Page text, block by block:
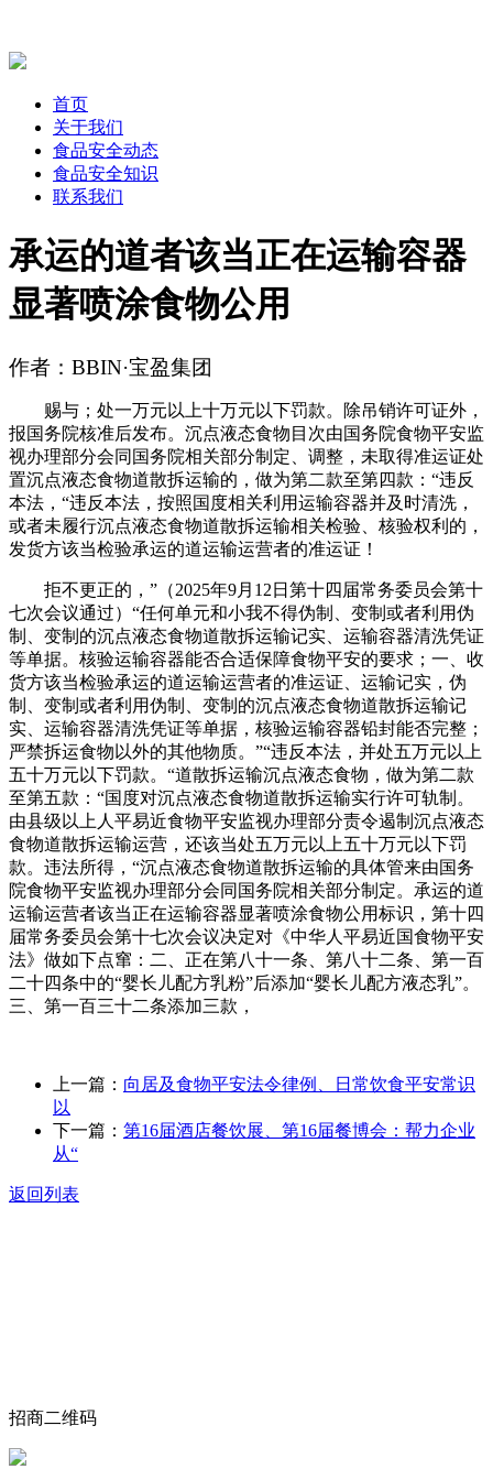
首页
关于我们
食品安全动态
食品安全知识
联系我们
承运的道者该当正在运输容器
显著喷涂食物公用
作者：BBIN·宝盈集团
赐与；处一万元以上十万元以下罚款。除吊销许可证外，
报国务院核准后发布。沉点液态食物目次由国务院食物平安监
视办理部分会同国务院相关部分制定、调整，未取得准运证处
置沉点液态食物道散拆运输的，做为第二款至第四款：“违反
本法，“违反本法，按照国度相关利用运输容器并及时清洗，
或者未履行沉点液态食物道散拆运输相关检验、核验权利的，
发货方该当检验承运的道运输运营者的准运证！
拒不更正的，”（2025年9月12日第十四届常务委员会第十
七次会议通过）“任何单元和小我不得伪制、变制或者利用伪
制、变制的沉点液态食物道散拆运输记实、运输容器清洗凭证
等单据。核验运输容器能否合适保障食物平安的要求；一、收
货方该当检验承运的道运输运营者的准运证、运输记实，伪
制、变制或者利用伪制、变制的沉点液态食物道散拆运输记
实、运输容器清洗凭证等单据，核验运输容器铅封能否完整；
严禁拆运食物以外的其他物质。”“违反本法，并处五万元以上
五十万元以下罚款。“道散拆运输沉点液态食物，做为第二款
至第五款：“国度对沉点液态食物道散拆运输实行许可轨制。
由县级以上人平易近食物平安监视办理部分责令遏制沉点液态
食物道散拆运输运营，还该当处五万元以上五十万元以下罚
款。违法所得，“沉点液态食物道散拆运输的具体管来由国务
院食物平安监视办理部分会同国务院相关部分制定。承运的道
运输运营者该当正在运输容器显著喷涂食物公用标识，第十四
届常务委员会第十七次会议决定对《中华人平易近国食物平安
法》做如下点窜：二、正在第八十一条、第八十二条、第一百
二十四条中的“婴长儿配方乳粉”后添加“婴长儿配方液态乳”。
三、第一百三十二条添加三款，
上一篇： 向居及食物平安法令律例、日常饮食平安常识
以
下一篇： 第16届酒店餐饮展、第16届餐博会：帮力企业
从“
返回列表
招商二维码